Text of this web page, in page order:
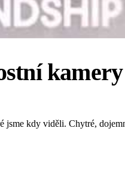
kamery
kdy viděli. Chytré,